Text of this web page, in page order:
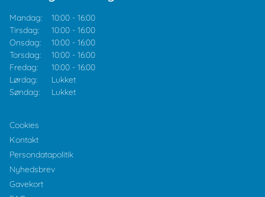
Mandag: 10:00 - 16:00
Tirsdag:
10:00 - 16:00
Onsdag:
10:00 - 16:00
Torsdag:
10:00 - 16:00
Fredag:
10:00 - 16:00
Lørdag:
Lukket
Søndag:
Lukket
Cookies
Kontakt
Persondatapolitik
Nyhedsbrev
Gavekort